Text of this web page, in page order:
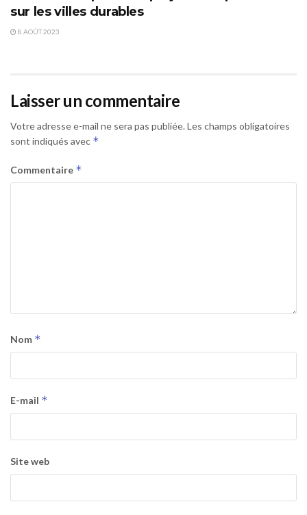
sur les villes durables
8 AOÛT 2023
Laisser un commentaire
Votre adresse e-mail ne sera pas publiée. Les champs obligatoires
sont indiqués avec *
Commentaire *
Nom *
E-mail *
Site web